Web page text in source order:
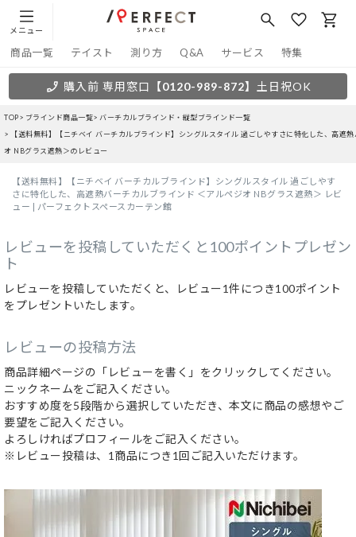
メニュー
商品一覧 テイスト 測り方 Q&A サービス 特集
購入前 専用窓口 【0120-989-872】 土日祝OK
TOP ブラインド商品一覧
バーチカルブラインド・縦型ブラインド一覧
【送料無料】【ニチベイ バーチカルブラインド】シングルスタイル 過ごしやすさに特化した、高遮
オ NBグラス遮熱＞のレビュー
【送料無料】【ニチベイ バーチカルブラインド】シングルスタイル 過ごしやす
さに特化した、高遮熱バーチカルブラインド ＜アルペジオ NBグラス遮熱＞ レビ
ュー | パーフェクトスペースカーテン館
レビューを投稿していただくと100ポイントプレゼン
ト
レビューを投稿していただくと、レビュー1件につき100ポイント
をプレゼントいたします。
レビューの投稿方法
商品詳細ページの「レビューを書く」をクリックしてください。
ニックネームをご記入ください。
おすすめ度を5段階から選択していただき、本文に商品の感想やご
要望をご記入ください。
よろしければプロフィールをご記入ください。
※レビュー投稿は、1商品につき1回ご記入いただけます。